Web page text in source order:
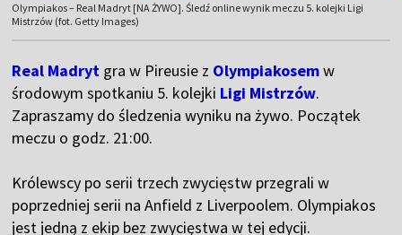
Olympiakos – Real Madryt [NA ŻYWO]. Śledź online wynik meczu 5. kolejki Ligi
Mistrzów (fot. Getty Images)
Real Madryt gra w Pireusie z Olympiakosemw
środowym spotkaniu 5. kolejki Ligi Mistrzów.
Zapraszamy do śledzenia wyniku na żywo. Początek
meczu o godz. 21:00.
Królewscy po serii trzech zwycięstw przegrali w
poprzedniej serii na Anfield z Liverpoolem. Olympiakos
jest jedną z ekip bez zwycięstwa w tej edycji.